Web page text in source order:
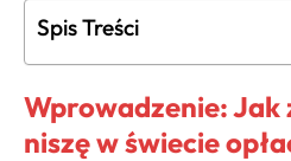
Spis Treści
Wprowadzenie: Jak
niszę w świecie